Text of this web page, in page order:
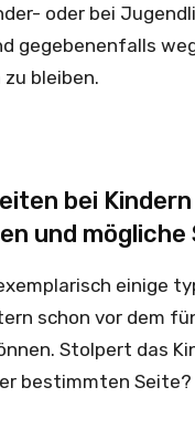
oder bei
gegebenenfalls
bleiben.
bei
und
einige
schon vor dem
Stolpert das
bestimmten